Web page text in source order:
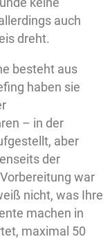
auch
dreht.
besteht aus
haben sie
– in der
aber
der
war
nicht, was Ihre
machen in
maximal 50